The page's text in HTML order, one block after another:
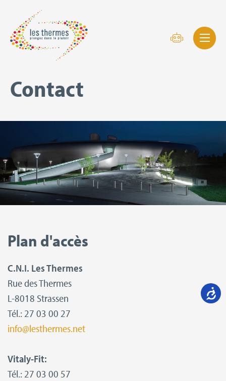
Contact
Plan d'accès
C.N.I. Les Thermes
Rue des Thermes
L-8018 Strassen
Tél.: 27 03 00 27
info@lesthermes.net
Vitaly-Fit:
Tél.: 27 03 00 57